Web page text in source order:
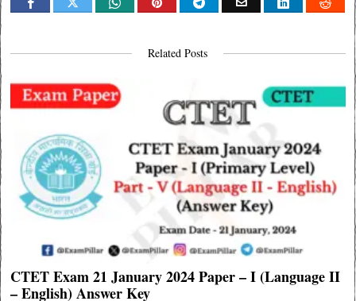
Related Posts
CTET Exam 21 January 2024 Paper – I (Language II
– English) Answer Key